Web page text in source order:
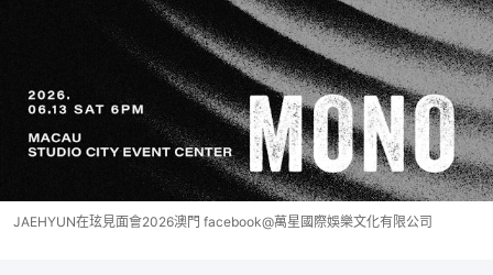
JAEHYUN在玹見面會2026澳門 facebook@萬星國際娛樂文化有限公司